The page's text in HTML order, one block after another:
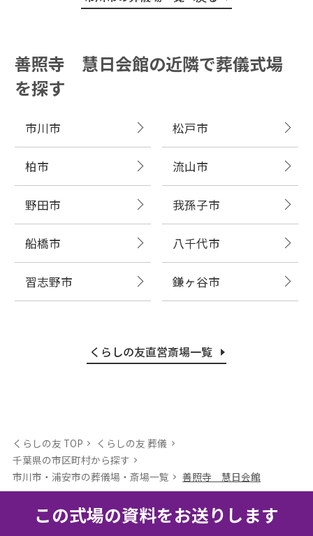
善照寺 慧日会館の近隣で葬儀式場
を探す
市川市 松戸市
柏市 流山市
野田市 我孫子市
船橋市 八千代市
習志野市 鎌ヶ谷市
くらしの友直営斎場一覧
くらしの友 TOP
くらしの友 葬儀
千葉県の市区町村から探す
市川市・浦安市の葬儀場・斎場⼀覧
善照寺 慧日会館
この式場の資料をお送りします